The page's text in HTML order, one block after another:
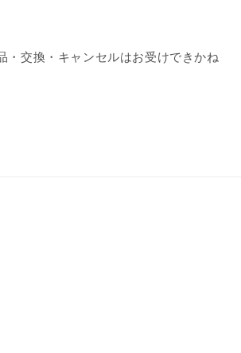
・交換・キャンセルはお受けできかね